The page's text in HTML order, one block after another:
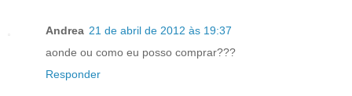
Andrea 21 de abril de 2012 às 19:37
aonde ou como eu posso comprar???
Responder